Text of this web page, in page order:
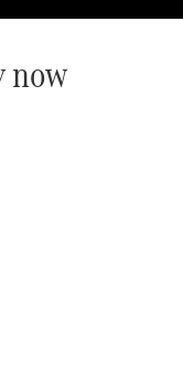
now